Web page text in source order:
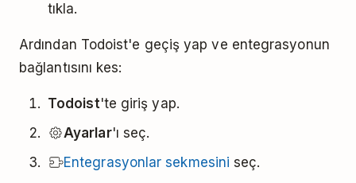
tıkla.
Ardından Todoist'e geçiş yap ve entegrasyonun
bağlantısını kes:
Todoist'te giriş yap.
Ayarlar'ı seç.
Entegrasyonlar sekmesini seç.